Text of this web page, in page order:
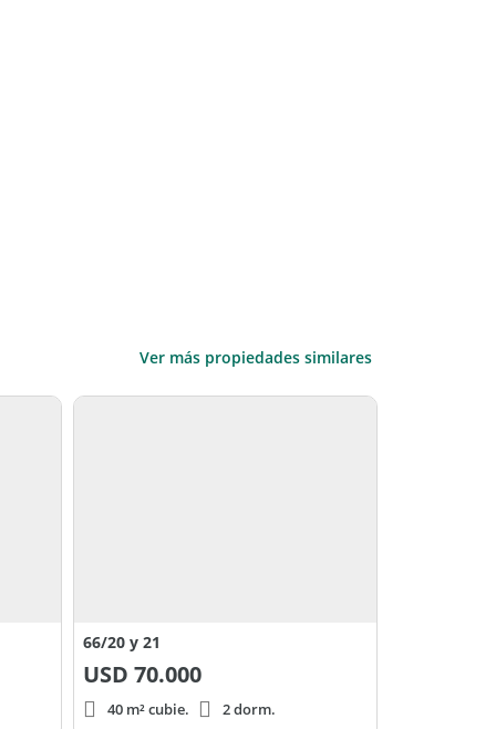
Ver más propiedades similares
66/20 y 21
USD 70.000
40 m² cubie. 2 dorm.